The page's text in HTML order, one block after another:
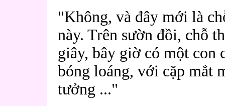
"Không, và đây mới là
này. Trên sườn đồi, chỗ
giây, bây giờ có một con
bóng loáng, với cặp mắt
tưởng ..."